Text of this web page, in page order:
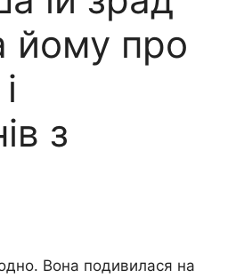
йому про
з
Вона подивилася на